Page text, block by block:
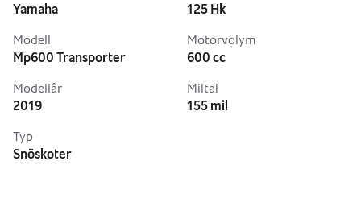
Yamaha
Modell
Mp600 Transporter
Modellår
2019
Typ
Snöskoter
125 Hk
Motorvolym
600 cc
Miltal
155 mil